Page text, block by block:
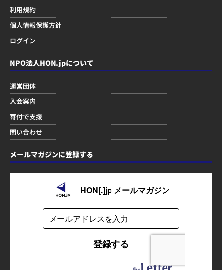
利用規約
個人情報保護方針
ログイン
NPO法人HON.jpについて
運営団体
入会案内
寄付で支援
問い合わせ
メールマガジンに登録する